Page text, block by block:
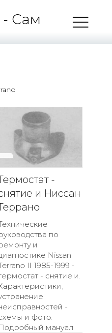
- Сам
-
и Ниссан
по
и
Nissan
II 1985-1999 -
- снятие и.
-
и фото.
мануал